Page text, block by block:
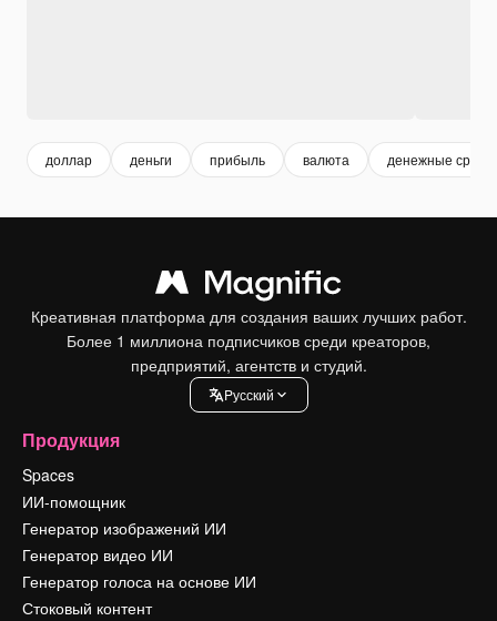
доллар деньги прибыль валюта денежные
Креативная платформа для создания ваших лучших работ.
Более 1 миллиона подписчиков среди креаторов,
предприятий, агентств и студий.
Pусский
Продукция
Spaces
ИИ-помощник
Генератор изображений ИИ
Генератор видео ИИ
Генератор голоса на основе ИИ
Стоковый контент